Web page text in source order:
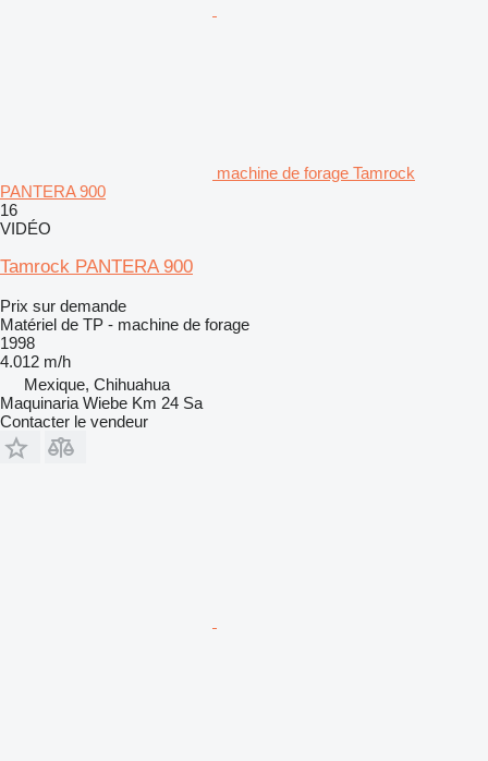
machine de forage Tamrock
PANTERA 900
16
VIDÉO
Tamrock PANTERA 900
Prix sur demande
Matériel de TP - machine de forage
1998
4.012 m/h
Mexique, Chihuahua
Maquinaria Wiebe Km 24 Sa
Contacter le vendeur